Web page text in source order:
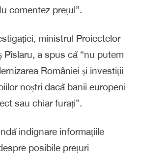
comentez prețul”.
ministrul Proiectelor
Pîslaru, a spus că “nu putem
României și investiții
noștri dacă banii europeni
sau chiar furați”.
indignare informațiile
posibile prețuri